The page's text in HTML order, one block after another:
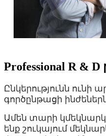
Professional R &
Ընկերությունն
գործընթացի
Ամեն տարի
ենք շուկայում